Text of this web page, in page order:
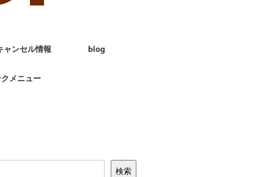
ャンセル情報 blog
クメニュー
検索